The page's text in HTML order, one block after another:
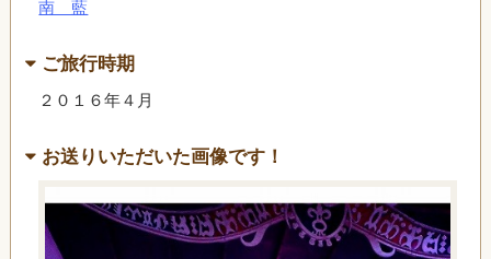
南 藍
ご旅行時期
２０１６年４月
お送りいただいた画像です！